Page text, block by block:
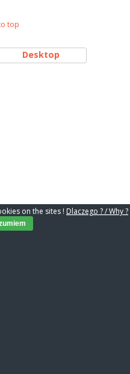
top
Desktop
on the sites ! Dlaczego ? / Why ?